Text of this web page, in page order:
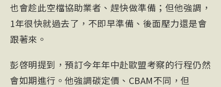
也會趁此空檔協助業者、趕快做準備；但他強調，
1年很快就過去了，不即早準備、後面壓力還是會
跟著來。
彭啓明提到，預訂今年年中赴歐盟考察的行程仍然
會如期進行。他強調碳定價、CBAM不同，但